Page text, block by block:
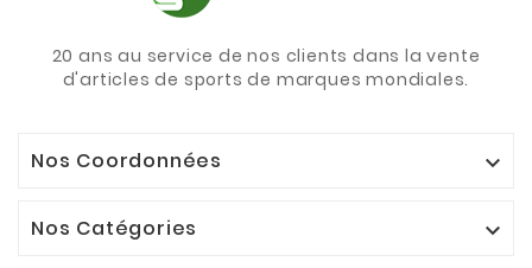
20 ans au service de nos clients dans la vente
d'articles de sports de marques mondiales.
Nos Coordonnées 
Nos Catégories 